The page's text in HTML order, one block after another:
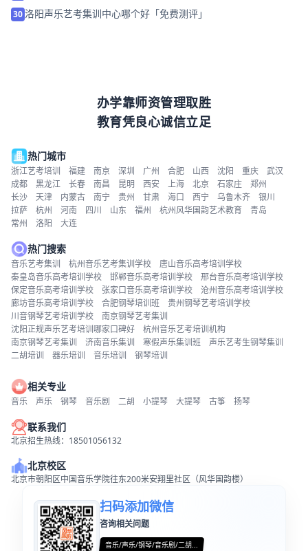
30 洛阳声乐艺考集训中心哪个好「免费测评」
办学靠师资管理取胜
教育凭良心诚信立足
热门城市
浙江艺考培训 福建 南京 深圳 广州 合肥 山西 沈阳 重庆
武汉
成都
黑龙江 长春 南昌 昆明 西安 上海 北京 石家庄
郑州
长沙
天津 内蒙古 南宁 贵州 甘肃 海口 西宁 乌鲁木齐
银川
拉萨
杭州 河南 四川 山东 福州 杭州风华国韵艺术教育
青岛
常州
洛阳 大连
热门搜索
音乐艺考集训 杭州音乐艺考集训学校
唐山音乐高考培训学校
秦皇岛音乐高考培训学校
邯郸音乐高考培训学校
邢台音乐高考培训学校
保定音乐高考培训学校
张家口音乐高考培训学校
沧州音乐高考培训学校
廊坊音乐高考培训学校
合肥钢琴培训班
贵州钢琴艺考培训学校
川音钢琴艺考培训学校
南京钢琴艺考集训
沈阳正规声乐艺考培训哪家口碑好
杭州音乐艺考培训机构
南京钢琴艺考集训
济南音乐集训 寒假声乐集训班
声乐艺考生钢琴集训
二胡培训
器乐培训 音乐培训 钢琴培训
相关专业
音乐 声乐 钢琴 音乐剧 二胡 小提琴 大提琴 古筝 扬琴
联系我们
北京招生热线：18501056132
北京校区
北京市朝阳区中国音乐学院往东200米安翔里社区（风华国韵楼）
扫码添加微信
咨询相关问题
音乐/声乐/钢琴/音乐剧/二胡...